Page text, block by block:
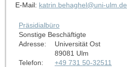
E-Mail: katrin.behaghel@uni-ulm.de
Präsidialbüro
Sonstige Beschäftigte
Adresse:
Universität Ost
89081 Ulm
Telefon:
+49 731 50-32511